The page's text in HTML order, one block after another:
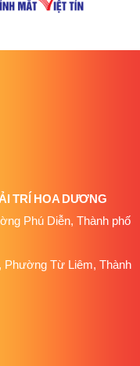
TRÍ HOA DƯƠNG
Phú Diễn, Thành phố
Phường Từ Liêm, Thành